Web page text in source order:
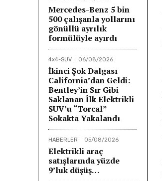
Mercedes-Benz 5 bin
500 çalışanla yollarını
gönüllü ayrılık
formülüyle ayırdı
4x4-SUV 06/08/2026
İkinci Şok Dalgası
California’dan Geldi:
Bentley’in Sır Gibi
Saklanan İlk Elektrikli
SUV’u “Torcal”
Sokakta Yakalandı
HABERLER 05/08/2026
Elektrikli araç
satışlarında yüzde
9’luk düşüş…